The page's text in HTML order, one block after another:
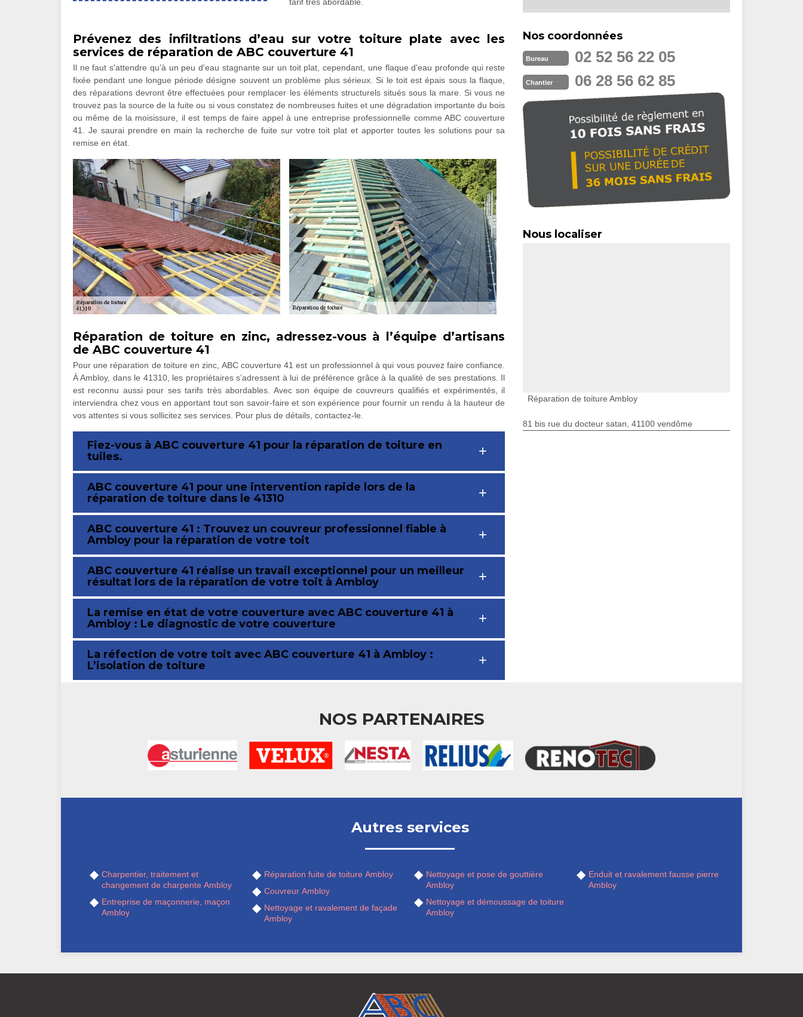
Prévenez des infiltrations d’eau sur votre toiture plate avec les
services de réparation de ABC couverture 41
Il ne faut s'attendre qu’à un peu d'eau stagnante sur un toit plat, cependant, une flaque d'eau profonde qui reste
fixée pendant une longue période désigne souvent un problème plus sérieux. Si le toit est épais sous la flaque,
des réparations devront être effectuées pour remplacer les éléments structurels situés sous la mare. Si vous ne
trouvez pas la source de la fuite ou si vous constatez de nombreuses fuites et une dégradation importante du bois
ou même de la moisissure, il est temps de faire appel à une entreprise professionnelle comme ABC couverture
41. Je saurai prendre en main la recherche de fuite sur votre toit plat et apporter toutes les solutions pour sa
remise en état.
Réparation de toiture en zinc, adressez-vous à l’équipe d’artisans
de ABC couverture 41
Pour une réparation de toiture en zinc, ABC couverture 41 est un professionnel à qui vous pouvez faire confiance.
À Ambloy, dans le 41310, les propriétaires s’adressent à lui de préférence grâce à la qualité de ses prestations. Il
est reconnu aussi pour ses tarifs très abordables. Avec son équipe de couvreurs qualifiés et expérimentés, il
interviendra chez vous en apportant tout son savoir-faire et son expérience pour fournir un rendu à la hauteur de
vos attentes si vous sollicitez ses services. Pour plus de détails, contactez-le.
Fiez-vous à ABC couverture 41 pour la réparation de toiture en
tuiles.
ABC couverture 41 pour une intervention rapide lors de la
réparation de toiture dans le 41310
ABC couverture 41 : Trouvez un couvreur professionnel fiable à
Ambloy pour la réparation de votre toit
ABC couverture 41 réalise un travail exceptionnel pour un meilleur
résultat lors de la réparation de votre toit à Ambloy
La remise en état de votre couverture avec ABC couverture 41 à
Ambloy : Le diagnostic de votre couverture
La réfection de votre toit avec ABC couverture 41 à Ambloy :
L’isolation de toiture
Nos coordonnées
Bureau 02 52 56 22 05
Chantier 06 28 56 62 85
Nous localiser
Réparation de toiture Ambloy
81 bis rue du docteur satan, 41100 vendôme
NOS PARTENAIRES
Autres services
Charpentier, traitement et
changement de charpente Ambloy
Entreprise de maçonnerie, maçon
Ambloy
Réparation fuite de toiture Ambloy
Couvreur Ambloy
Nettoyage et ravalement de façade
Ambloy
Nettoyage et pose de gouttière
Ambloy
Nettoyage et démoussage de toiture
Ambloy
Enduit et ravalement fausse pierre
Ambloy